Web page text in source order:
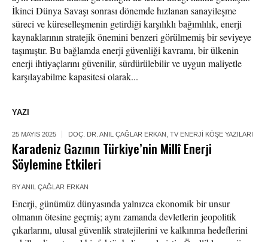
İkinci Dünya Savaşı sonrası dönemde hızlanan sanayileşme
süreci ve küreselleşmenin getirdiği karşılıklı bağımlılık, enerji
kaynaklarının stratejik önemini benzeri görülmemiş bir seviyeye
taşımıştır. Bu bağlamda enerji güvenliği kavramı, bir ülkenin
enerji ihtiyaçlarını güvenilir, sürdürülebilir ve uygun maliyetle
karşılayabilme kapasitesi olarak...
YAZI
25 MAYIS 2025 DOÇ. DR. ANIL ÇAĞLAR ERKAN TV ENERJI KÖŞE YAZILARI
Karadeniz Gazının Türkiye’nin Millî Enerji
Söylemine Etkileri
BYANIL ÇAĞLAR ERKAN
Enerji, günümüz dünyasında yalnızca ekonomik bir unsur
olmanın ötesine geçmiş; aynı zamanda devletlerin jeopolitik
çıkarlarını, ulusal güvenlik stratejilerini ve kalkınma hedeflerini